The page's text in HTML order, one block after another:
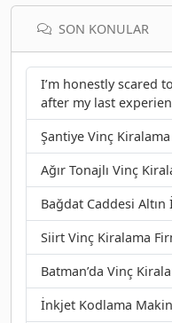
SON KONULAR
I’m honestly scared
after my last
Şantiye Vinç
Ağır Tonajlı Vinç
Bağdat Caddesi Altın
Siirt Vinç Kiralama
Batman’da Vinç
İnkjet Kodlama